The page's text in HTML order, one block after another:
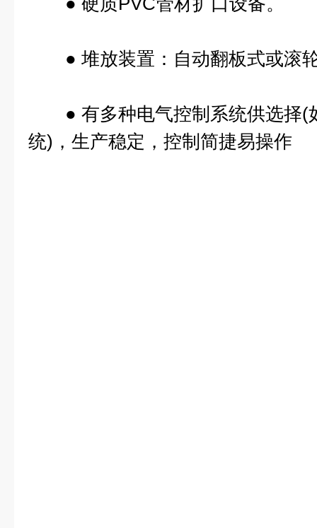
● 堆放装置：自动翻板式或滚
● 有多种电气控制系统供选择(
统)，生产稳定，控制简捷易操作